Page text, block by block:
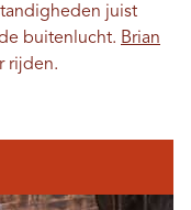
juist
buitenlucht. Brian
rijden.